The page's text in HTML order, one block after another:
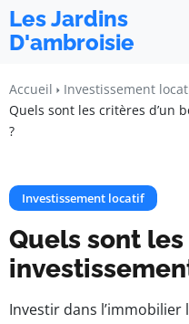
Les Jardins
D'ambroisie
Accueil
Investissement
Quels sont les critères d’un
?
Investissement locatif
Quels sont
Investir dans l’immobilier